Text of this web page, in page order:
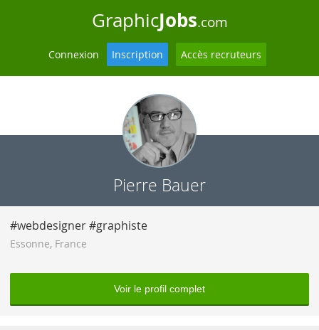
GraphicJobs.com
Connexion Inscription Accès recruteurs
Pierre Bauer
#webdesigner #graphiste
Essonne, France
Voir le profil complet